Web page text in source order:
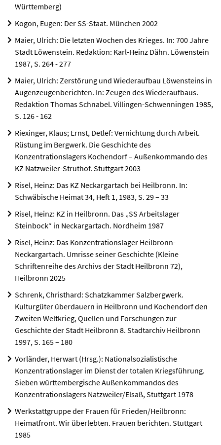
Württemberg)
Kogon, Eugen: Der SS-Staat. München 2002
Maier, Ulrich: Die letzten Wochen des Krieges. In: 700 Jahre
Stadt Löwenstein. Redaktion: Karl-Heinz Dähn. Löwenstein
1987, S. 264 - 277
Maier, Ulrich: Zerstörung und Wiederaufbau Löwensteins in
Augenzeugenberichten. In: Zeugen des Wiederaufbaus.
Redaktion Thomas Schnabel. Villingen-Schwenningen 1985,
S. 126 - 162
Riexinger, Klaus; Ernst, Detlef: Vernichtung durch Arbeit.
Rüstung im Bergwerk. Die Geschichte des
Konzentrationslagers Kochendorf – Außenkommando des
KZ Natzweiler-Struthof. Stuttgart 2003
Risel, Heinz: Das KZ Neckargartach bei Heilbronn. In:
Schwäbische Heimat 34, Heft 1, 1983, S. 29 – 33
Risel, Heinz: KZ in Heilbronn. Das „SS Arbeitslager
Steinbock“ in Neckargartach. Nordheim 1987
Risel, Heinz: Das Konzentrationslager Heilbronn-
Neckargartach. Umrisse seiner Geschichte (Kleine
Schriftenreihe des Archivs der Stadt Heilbronn 72),
Heilbronn 2025
Schrenk, Christhard: Schatzkammer Salzbergwerk.
Kulturgüter überdauern in Heilbronn und Kochendorf den
Zweiten Weltkrieg, Quellen und Forschungen zur
Geschichte der Stadt Heilbronn 8. Stadtarchiv Heilbronn
1997, S. 165 – 180
Vorländer, Herwart (Hrsg.): Nationalsozialistische
Konzentrationslager im Dienst der totalen Kriegsführung.
Sieben württembergische Außenkommandos des
Konzentrationslagers Natzweiler/Elsaß, Stuttgart 1978
Werkstattgruppe der Frauen für Frieden/Heilbronn:
Heimatfront. Wir überlebten. Frauen berichten. Stuttgart
1985